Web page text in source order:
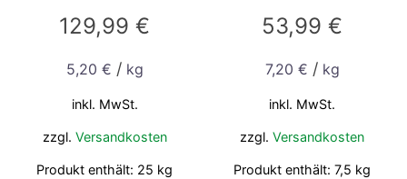
129,99€
5,20 € / kg
inkl. MwSt.
zzgl. Versandkosten
Produkt enthält: 25 kg
53,99€
7,20 € / kg
inkl. MwSt.
zzgl.Versandkosten
Produkt enthält: 7,5 kg